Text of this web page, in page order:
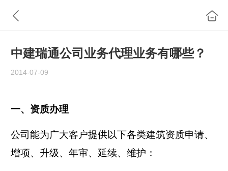
中建瑞通公司业务代理业务有哪些？
2014-07-09
一、资质办理
公司能为广大客户提供以下各类建筑资质申请、
增项、升级、年审、延续、维护：